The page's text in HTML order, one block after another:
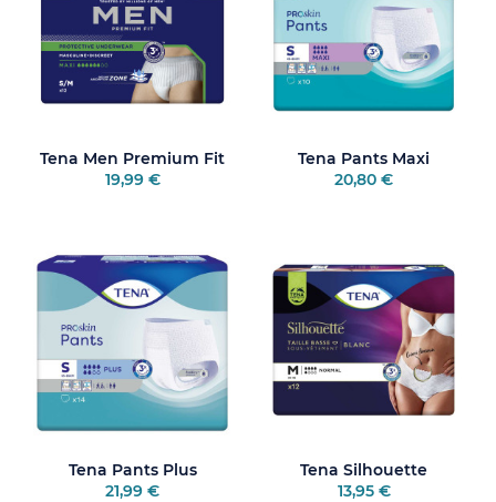
Tena Men Premium Fit
19,99 €
Tena Pants Maxi
20,80 €
Tena Pants Plus
21,99 €
Tena Silhouette
13,95 €